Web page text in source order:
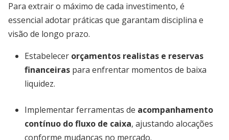
Para extrair o máximo de cada investimento, é
essencial adotar práticas que garantam disciplina e
visão de longo prazo.
Estabelecer orçamentos realistas e reservas
financeiras para enfrentar momentos de baixa
liquidez.
Implementar ferramentas de acompanhamento
contínuo do fluxo de caixa, ajustando alocações
conforme mudanças no mercado.